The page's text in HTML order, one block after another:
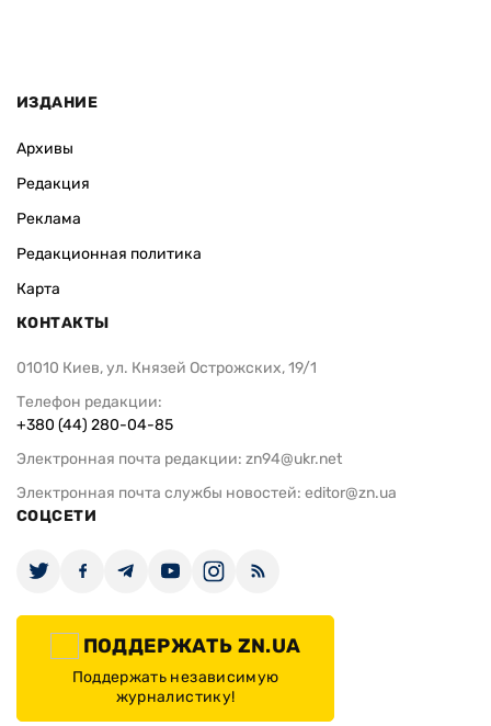
ИЗДАНИЕ
Архивы
Редакция
Реклама
Редакционная политика
Карта
КОНТАКТЫ
01010 Киев, ул. Князей Острожских, 19/1
Телефон редакции:
+380 (44) 280-04-85
Электронная почта редакции: zn94@ukr.net
Электронная почта службы новостей: editor@zn.ua
СОЦСЕТИ
ПОДДЕРЖАТЬ ZN.UA
Поддержать независимую
журналистику!